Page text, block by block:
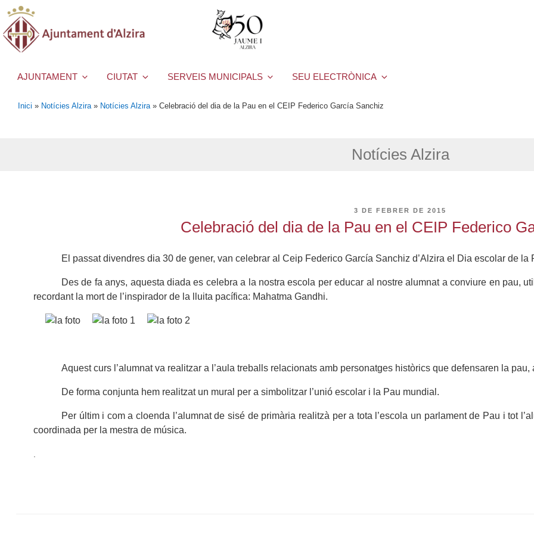
AJUNTAMENT CIUTAT SERVEIS MUNICIPALS SEU ELECTRÒNICA
Inici » Notícies Alzira » Notícies Alzira » Celebració del dia de la Pau en el CEIP Federico García Sanchiz
Notícies Alzira
PUBLICAT
3 DE FEBRER DE 2015
Celebració del dia de la Pau en el CEIP Federico
El passat divendres dia 30 de gener, van celebrar al Ceip Federico García Sanchiz d’Alzira el Dia escolar de la
Des de fa anys, aquesta diada es celebra a la nostra escola per educar al nostre alumnat a conviure en pau,
recordant la mort de l’inspirador de la lluita pacífica: Mahatma Gandhi.
Aquest curs l’alumnat va realitzar a l’aula treballs relacionats amb personatges històrics que defensaren la
De forma conjunta hem realitzat un mural per a simbolitzar l’unió escolar i la Pau mundial.
Per últim i com a cloenda l’alumnat de sisé de primària realitzà per a tota l’escola un parlament de Pau i tot
coordinada per la mestra de música.